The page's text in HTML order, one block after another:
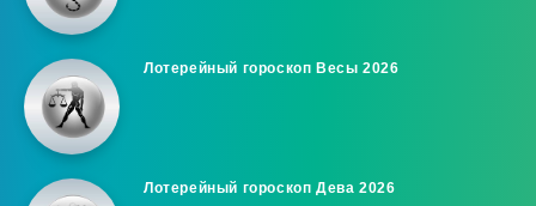
Лотерейный гороскоп Весы 2026
Лотерейный гороскоп Дева 2026